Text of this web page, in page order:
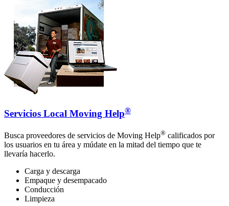
Servicios Local Moving Help®
Busca proveedores de servicios de Moving Help® calificados por
los usuarios en tu área y múdate en la mitad del tiempo que te
llevaría hacerlo.
Carga y descarga
Empaque y desempacado
Conducción
Limpieza